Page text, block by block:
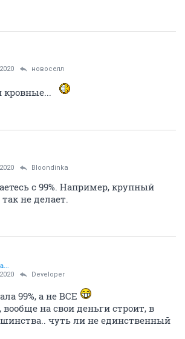
новоселл
кровные...
Bloondinka
с 99%. Например, крупный
не делает.
Developer
99%, а не ВСЕ
на свои деньги строит, в
чуть ли не единственный